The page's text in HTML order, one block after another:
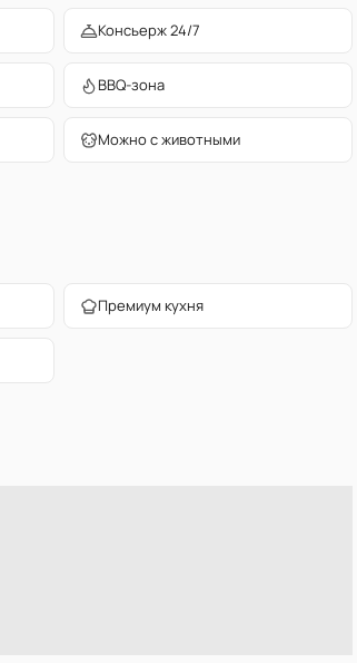
Консьерж 24/7
BBQ-зона
Можно с животными
Премиум кухня